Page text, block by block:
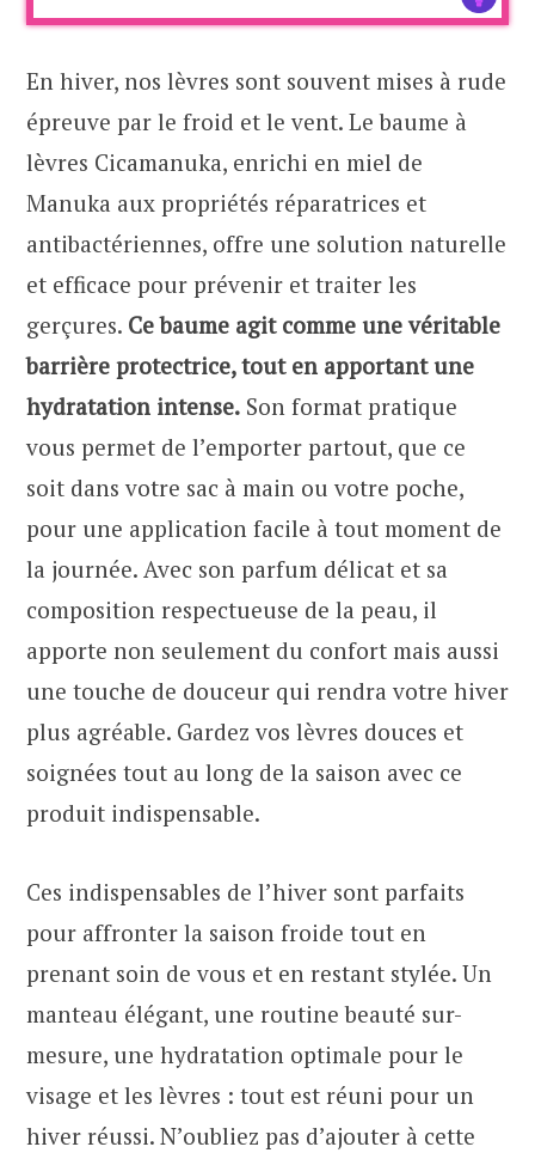
En hiver, nos lèvres sont souvent mises à rude
épreuve par le froid et le vent. Le baume à
lèvres Cicamanuka, enrichi en miel de
Manuka aux propriétés réparatrices et
antibactériennes, offre une solution naturelle
et efficace pour prévenir et traiter les
gerçures. Ce baume agit comme une véritable
barrière protectrice, tout en apportant une
hydratation intense. Son format pratique
vous permet de l’emporter partout, que ce
soit dans votre sac à main ou votre poche,
pour une application facile à tout moment de
la journée. Avec son parfum délicat et sa
composition respectueuse de la peau, il
apporte non seulement du confort mais aussi
une touche de douceur qui rendra votre hiver
plus agréable. Gardez vos lèvres douces et
soignées tout au long de la saison avec ce
produit indispensable.
Ces indispensables de l’hiver sont parfaits
pour affronter la saison froide tout en
prenant soin de vous et en restant stylée. Un
manteau élégant, une routine beauté sur-
mesure, une hydratation optimale pour le
visage et les lèvres : tout est réuni pour un
hiver réussi. N’oubliez pas d’ajouter à cette